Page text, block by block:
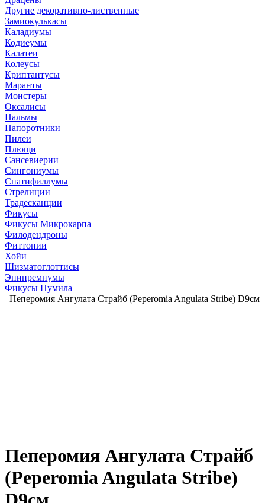
Другие декоративно-лиственные
Замиокулькасы
Каладиумы
Кодиеумы
Калатеи
Колеусы
Криптантусы
Маранты
Монстеры
Оксалисы
Пальмы
Папоротники
Пилеи
Плющи
Сансевиерии
Сингониумы
Спатифиллумы
Стрелиции
Традесканции
Фикусы
Фикусы Микрокарпа
Филодендроны
Фиттонии
Хойи
Шизматоглоттисы
Эпипремнумы
Фикусы Пумила
–Пеперомия Ангулата Страйб (Peperomia Angulata Stribe) D9см
Пеперомия Ангулата Страйб
(Peperomia Angulata Stribe)